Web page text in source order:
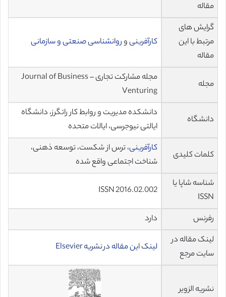
مقاله
گرایش های
مرتبط با این
مقاله
کارآفرینیوروانشناسی صنعتی و سازمانی
مجله
مجله مشارکت تجاری – Journal of Business
Venturing
دانشگاه
دانشکده مدیریت و روابط کار راتگرز، دانشگاه
ایالتی نیوجرسی، ایالات متحده
کلمات کلیدی
کارآفرینی، ترس از شکست، توسعه ذهنی،
شناخت اجتماعی واقع شده
شناسه شاپا یا
ISSN
ISSN 2016.02.002
رفرنس
دارد
لینک مقاله در
سایت مرجع
لینک این مقاله در نشریه Elsevier
نشریه الزویر